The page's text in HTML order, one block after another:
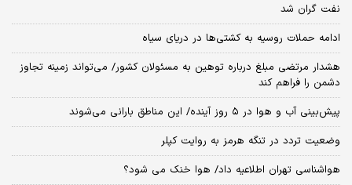
نفت گران شد
ادامه حملات روسیه به کشتی‌ها در دریای سیاه
هشدار مرتضی مبلغ درباره توهین به مسئولان کشور/ می‌تواند زمینه تجاوز
دشمن را فراهم کند
پیش‌بینی آب و هوا در ۵ روز آینده/ این مناطق بارانی می‌شوند
وضعیت تردد در تنگه هرمز به روایت کپلر
هواشناسی تهران اطلاعیه داد/ هوا خنک می شود؟